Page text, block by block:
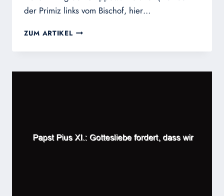
der Primiz links vom Bischof, hier…
ZUM ARTIKEL DER
PRIESTER
STAMM